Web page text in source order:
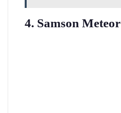
4. Samson Meteor